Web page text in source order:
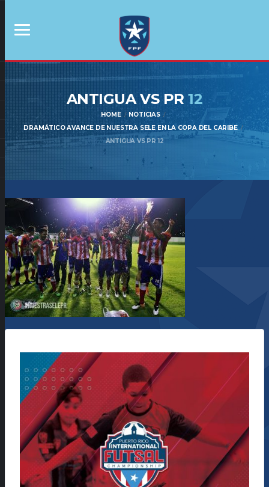
ANTIGUA VS PR12
HOME
NOTICIAS
DRAMÁTICO AVANCE DE NUESTRA SELE EN LA COPA DEL CARIBE
ANTIGUA VS PR 12